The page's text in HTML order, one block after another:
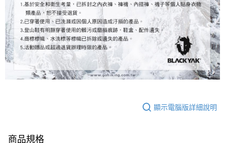
顯示電腦版詳細說明
商品規格